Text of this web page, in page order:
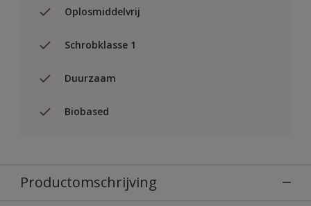
Oplosmiddelvrij
Schrobklasse 1
Duurzaam
Biobased
Productomschrijving